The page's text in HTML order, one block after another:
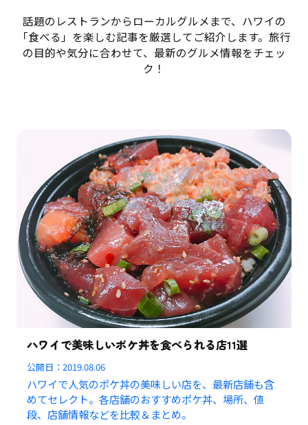
話題のレストランからローカルグルメまで、ハワイの
「食べる」を楽しむ記事を厳選してご紹介します。旅行
の目的や気分に合わせて、最新のグルメ情報をチェッ
ク！
ハワイで美味しいポケ丼を食べられる店11選
公開日：2019.08.06
ハワイで人気のポケ丼の美味しい店を、最新店舗も含
めてセレクト。各店舗のおすすめポケ丼、場所、値
段、店舗情報などを比較＆まとめ。